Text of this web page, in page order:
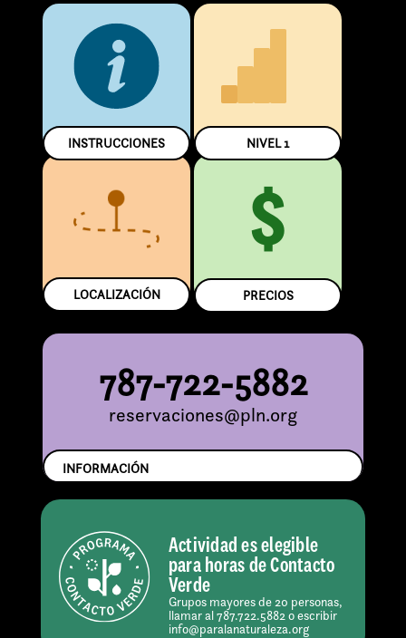
INSTRUCCIONES NIVEL1
LOCALIZACIÓN
$
PRECIOS
787-722-5882
reservaciones@pln.org
INFORMACIÓN
Actividad es elegible
para horas de Contacto
Verde
Grupos mayores de 20 personas,
llamar al 787.722.5882 o escribir
info@paralanaturaleza.org